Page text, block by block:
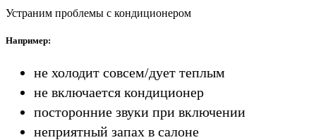
Устраним проблемы с кондиционером
Например:
не холодит совсем/дует теплым
не включается кондиционер
посторонние звуки при включении
неприятный запах в салоне